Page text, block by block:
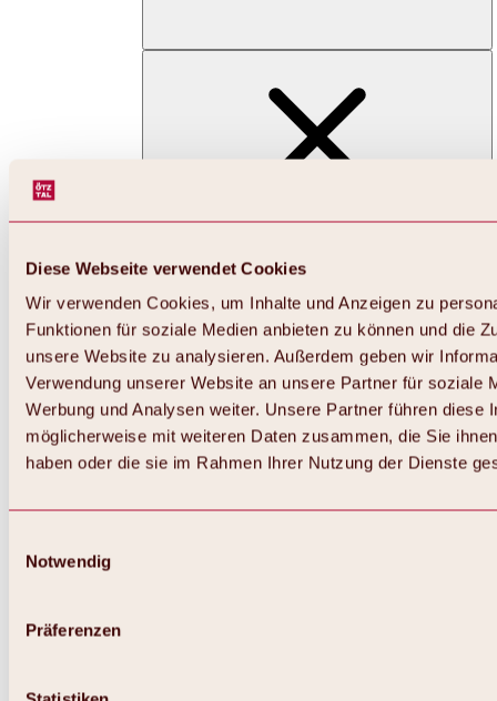
Diese Webseite verwendet Cookies
Wir verwenden Cookies, um Inhalte und Anzeigen zu
Funktionen für soziale Medien anbieten zu können und die
unsere Website zu analysieren. Außerdem geben wir
Verwendung unserer Website an unsere Partner für soziale
Werbung und Analysen weiter. Unsere Partner führen diese
möglicherweise mit weiteren Daten zusammen, die Sie
haben oder die sie im Rahmen Ihrer Nutzung der Dienste
Notwendig
Präferenzen